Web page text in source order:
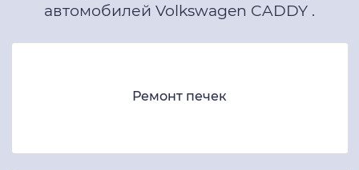
автомобилей Volkswagen CADDY .
Ремонт печек